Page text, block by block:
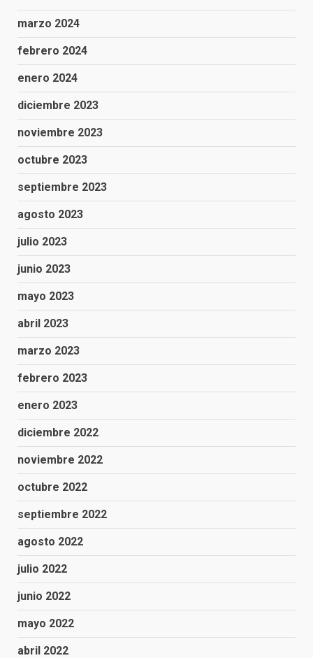
marzo 2024
febrero 2024
enero 2024
diciembre 2023
noviembre 2023
octubre 2023
septiembre 2023
agosto 2023
julio 2023
junio 2023
mayo 2023
abril 2023
marzo 2023
febrero 2023
enero 2023
diciembre 2022
noviembre 2022
octubre 2022
septiembre 2022
agosto 2022
julio 2022
junio 2022
mayo 2022
abril 2022